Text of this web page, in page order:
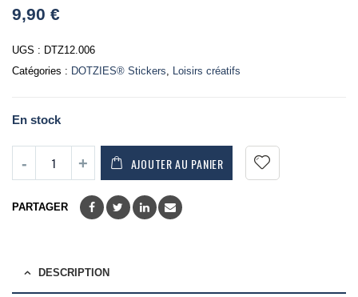
out
of
9,90 €
UGS : DTZ12.006
Catégories : DOTZIES® Stickers, Loisirs créatifs
En stock
AJOUTER AU PANIER
PARTAGER
DESCRIPTION